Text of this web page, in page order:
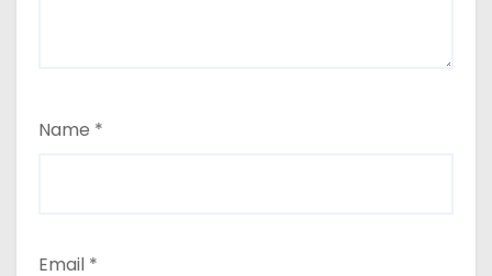
Name *
Email *